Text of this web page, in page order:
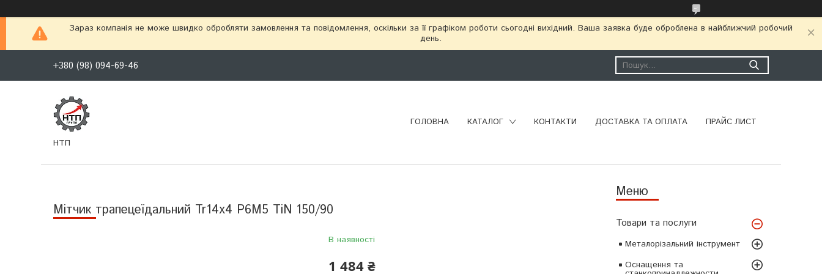
Зараз компанія не може швидко обробляти замовлення та повідомлення, оскільки за її графіком роботи сьогодні вихідний. Ваша заявка буде оброблена в найближчий робочий
день.
+380 (98) 094-69-46
НТП
ГОЛОВНА КАТАЛОГ КОНТАКТИ ДОСТАВКА ТА ОПЛАТА ПРАЙС ЛИСТ
Товари та послуги
Металорізальний інструмент
Оснащення та
Мітчик трапецеїдальний Tr14х4 Р6М5 TiN 150/90
В наявності
1 484 ₴